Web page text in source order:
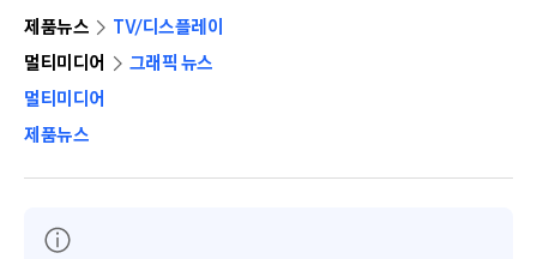
제품뉴스
TV/디스플레이
멀티미디어
그래픽 뉴스
멀티미디어
제품뉴스